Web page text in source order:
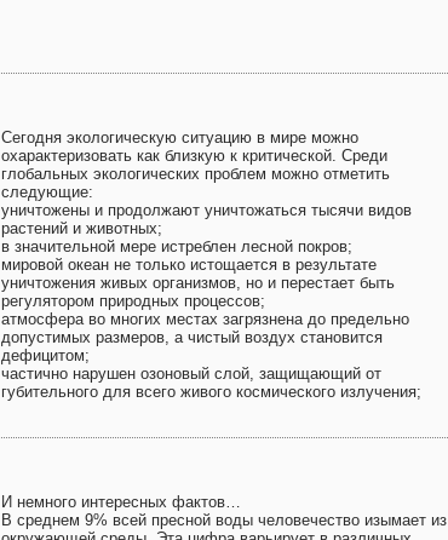
Сегодня экологическую ситуацию в мире можно
охарактеризовать как близкую к критической. Среди
глобальных экологических проблем можно отметить
следующие:
уничтожены и продолжают уничтожаться тысячи видов
растений и животных;
в значительной мере истреблен лесной покров;
мировой океан не только истощается в результате
уничтожения живых организмов, но и перестает быть
регулятором природных процессов;
атмосфера во многих местах загрязнена до предельно
допустимых размеров, а чистый воздух становится
дефицитом;
частично нарушен озоновый слой, защищающий от
губительного для всего живого космического излучения;
И немного интересных фактов…
В среднем 9% всей пресной воды человечество изымает из